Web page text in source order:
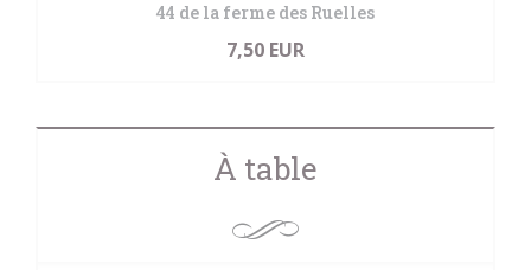
44 de la ferme des Ruelles
7,50 EUR
À table